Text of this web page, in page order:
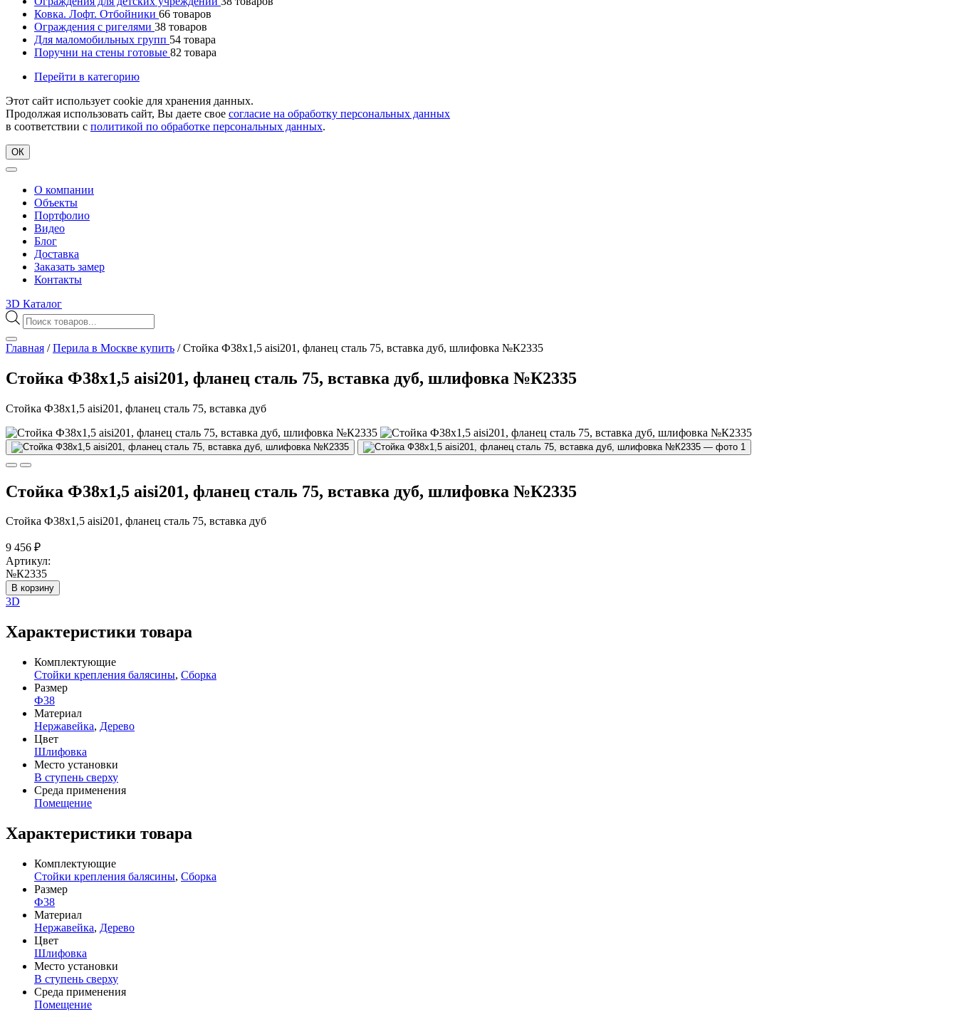
Ковка. Лофт. Отбойники 66 товаров
Ограждения с ригелями 38 товаров
Для маломобильных групп 54 товара
Поручни на стены готовые 82 товара
Перейти в категорию
Этот сайт использует cookie для хранения данных.
Продолжая использовать сайт, Вы даете свое согласие на обработку персональных данных
в соответствии с политикой по обработке персональных данных.
ОК
О компании
Объекты
Портфолио
Видео
Блог
Доставка
Заказать замер
Контакты
3D Каталог
Поиск
товаров
Главная /Перила в Москве купить /Стойка Ф38х1,5 aisi201, фланец сталь 75, вставка дуб, шлифовка №К2335
Стойка Ф38х1,5 aisi201, фланец сталь 75, вставка дуб, шлифовка №К2335
Стойка Ф38х1,5 aisi201, фланец сталь 75, вставка дуб
Стойка Ф38х1,5 aisi201, фланец сталь 75, вставка дуб, шлифовка №К2335
Стойка Ф38х1,5 aisi201, фланец сталь 75, вставка дуб
9 456 ₽
Артикул:
№К2335
В корзину
3D
Характеристики товара
Комплектующие
Стойки крепления балясины, Сборка
Размер
Ф38
Материал
Нержавейка, Дерево
Цвет
Шлифовка
Место установки
В ступень сверху
Среда применения
Помещение
Характеристики товара
Комплектующие
Стойки крепления балясины, Сборка
Размер
Ф38
Материал
Нержавейка, Дерево
Цвет
Шлифовка
Место установки
В ступень сверху
Среда применения
Помещение